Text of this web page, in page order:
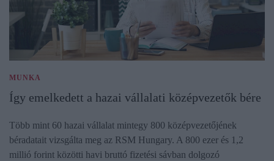
MUNKA
Így emelkedett a hazai vállalati középvezetők bére
Több mint 60 hazai vállalat mintegy 800 középvezetőjének
béradatait vizsgálta meg az RSM Hungary. A 800 ezer és 1,2
millió forint közötti havi bruttó fizetési sávban dolgozó